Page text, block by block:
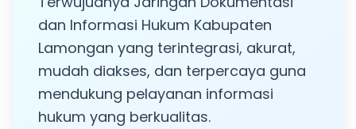
Surat Edaran
Produk Hukum Desa
Peraturan Desa
Peraturan Kepala Desa
Monografi
Buku Hukum
Artikel Hukum
Rancangan Peraturan Bupati
Naskah Akademik
Hasil Analisa dan Evaluasi Hukum
Hasil Harmonisasi/Fasilitasi
Bantuan Hukum
Dokumentasi & Informasi Hukum
Perundang-Undangan
Destinasi
Wisata
Kuliner
Infografis
Uji Publik Rancangan Peraturan Daerah
Statistik
dan Informasi Hukum Kabupaten
Lamongan yang terintegrasi, akurat,
mudah diakses, dan terpercaya guna
mendukung pelayanan informasi
hukum yang berkualitas.